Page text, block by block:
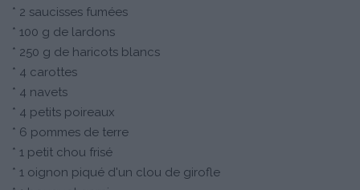
* 2 saucisses fumées
* 100 g de lardons
* 250 g de haricots blancs
* 4 carottes
* 4 navets
* 4 petits poireaux
* 6 pommes de terre
* 1 petit chou frisé
* 1 oignon piqué d'un clou de girofle